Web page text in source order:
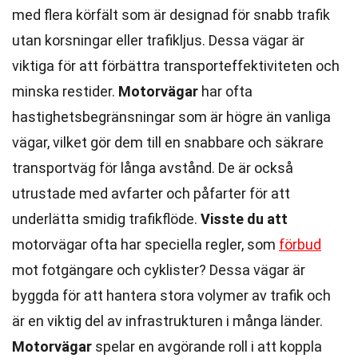
med flera körfält som är designad för snabb trafik
utan korsningar eller trafikljus. Dessa vägar är
viktiga för att förbättra transporteffektiviteten och
minska restider. Motorvägar har ofta
hastighetsbegränsningar som är högre än vanliga
vägar, vilket gör dem till en snabbare och säkrare
transportväg för långa avstånd. De är också
utrustade med avfarter och påfarter för att
underlätta smidig trafikflöde. Visste du att
motorvägar ofta har speciella regler, som förbud
mot fotgängare och cyklister? Dessa vägar är
byggda för att hantera stora volymer av trafik och
är en viktig del av infrastrukturen i många länder.
Motorvägar spelar en avgörande roll i att koppla